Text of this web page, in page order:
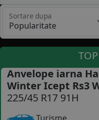
B2B -
CONTACT
COS (
Sortare dupa
Anvelope iarna
Winter Icept Rs3
225/45 R17 91H